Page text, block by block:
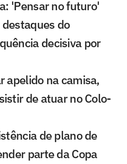
'Pensar no futuro'
do
decisiva por
apelido na camisa,
de atuar no Colo-
de plano de
parte da Copa